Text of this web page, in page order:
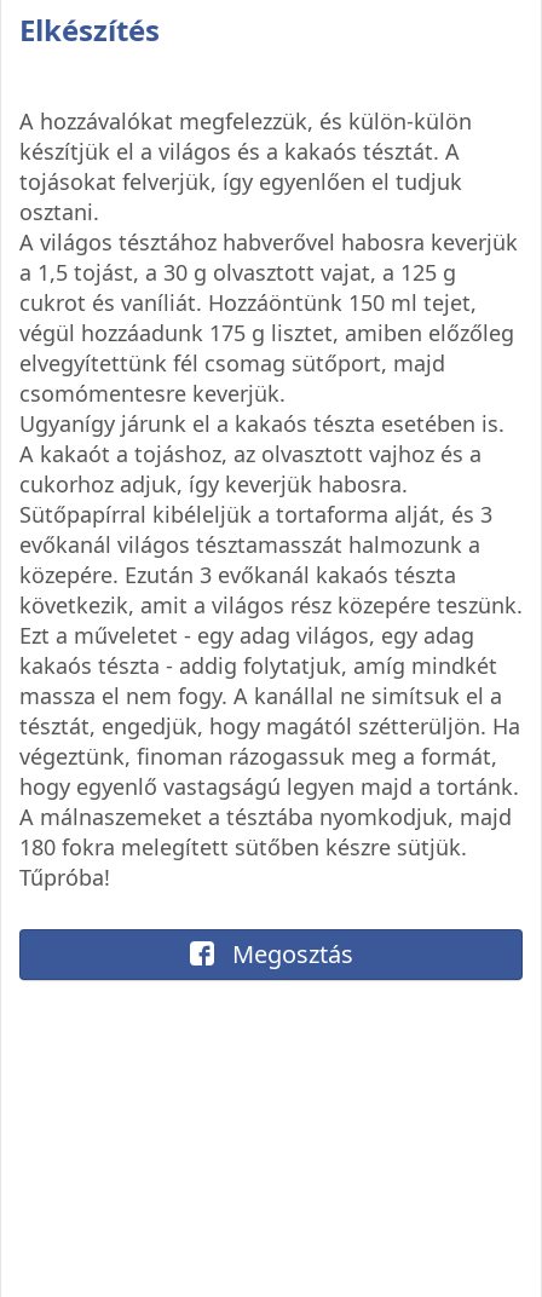
Elkészítés
A hozzávalókat megfelezzük, és külön-külön
készítjük el a világos és a kakaós tésztát. A
tojásokat felverjük, így egyenlően el tudjuk
osztani.
A világos tésztához habverővel habosra keverjük
a 1,5 tojást, a 30 g olvasztott vajat, a 125 g
cukrot és vaníliát. Hozzáöntünk 150 ml tejet,
végül hozzáadunk 175 g lisztet, amiben előzőleg
elvegyítettünk fél csomag sütőport, majd
csomómentesre keverjük.
Ugyanígy járunk el a kakaós tészta esetében is.
A kakaót a tojáshoz, az olvasztott vajhoz és a
cukorhoz adjuk, így keverjük habosra.
Sütőpapírral kibéleljük a tortaforma alját, és 3
evőkanál világos tésztamasszát halmozunk a
közepére. Ezután 3 evőkanál kakaós tészta
következik, amit a világos rész közepére teszünk.
Ezt a műveletet - egy adag világos, egy adag
kakaós tészta - addig folytatjuk, amíg mindkét
massza el nem fogy. A kanállal ne simítsuk el a
tésztát, engedjük, hogy magától szétterüljön. Ha
végeztünk, finoman rázogassuk meg a formát,
hogy egyenlő vastagságú legyen majd a tortánk.
A málnaszemeket a tésztába nyomkodjuk, majd
180 fokra melegített sütőben készre sütjük.
Tűpróba!
Megosztás